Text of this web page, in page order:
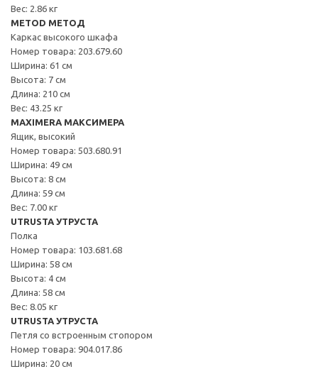
Вес: 2.86 кг
METOD МЕТОД
Каркас высокого шкафа
Номер товара: 203.679.60
Ширина: 61 см
Высота: 7 см
Длина: 210 см
Вес: 43.25 кг
MAXIMERA МАКСИМЕРА
Ящик, высокий
Номер товара: 503.680.91
Ширина: 49 см
Высота: 8 см
Длина: 59 см
Вес: 7.00 кг
UTRUSTA УТРУСТА
Полка
Номер товара: 103.681.68
Ширина: 58 см
Высота: 4 см
Длина: 58 см
Вес: 8.05 кг
UTRUSTA УТРУСТА
Петля со встроенным стопором
Номер товара: 904.017.86
Ширина: 20 см